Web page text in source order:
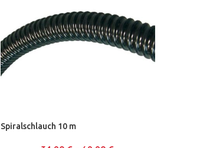
Spiralschlauch 10 m